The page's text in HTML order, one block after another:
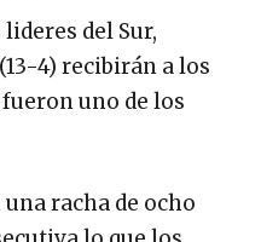
del Sur,
4) recibirán a los
uno de los
racha de ocho